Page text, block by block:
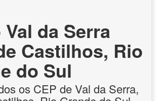
da Serra
Castilhos, Rio
do Sul
os CEP de Val da Serra,